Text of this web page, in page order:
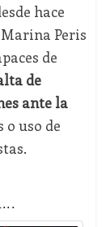
hace
Peris
de
de
ante la
uso de